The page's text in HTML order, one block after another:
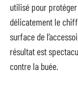
utilisé pour
délicatement le
surface de
résultat est
contre la buée.